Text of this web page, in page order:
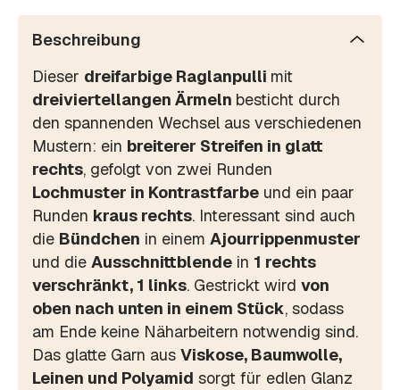
Beschreibung
Dieser dreifarbige Raglanpulli mit
dreiviertellangen Ärmeln besticht durch
den spannenden Wechsel aus verschiedenen
Mustern: ein breiterer Streifen in glatt
rechts, gefolgt von zwei Runden
Lochmuster in Kontrastfarbe und ein paar
Runden kraus rechts. Interessant sind auch
die Bündchen in einem Ajourrippenmuster
und die Ausschnittblende in 1 rechts
verschränkt, 1 links. Gestrickt wird von
oben nach unten in einem Stück, sodass
am Ende keine Näharbeitern notwendig sind.
Das glatte Garn aus Viskose, Baumwolle,
Leinen und Polyamid sorgt für edlen Glanz